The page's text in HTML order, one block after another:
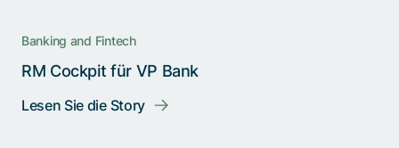
Banking and Fintech
RM Cockpit für VP Bank
Lesen Sie die Story